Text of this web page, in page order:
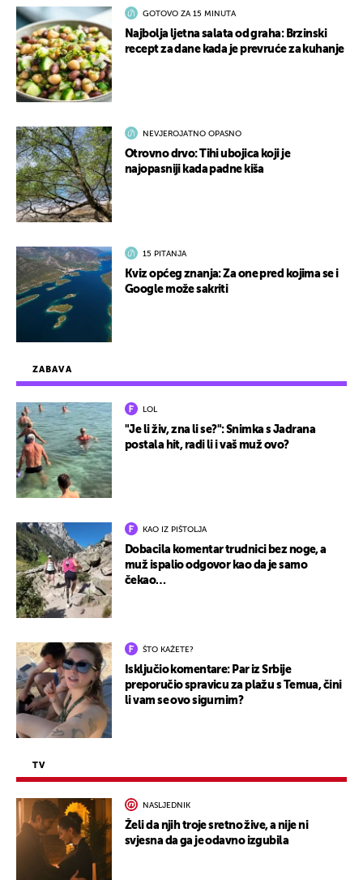
ZABAVA
LOL
"Je li živ, zna li se?": Snimka s Jadrana
postala hit, radi li i vaš muž ovo?
KAO IZ PIŠTOLJA
Dobacila komentar trudnici bez noge, a
muž ispalio odgovor kao da je samo
čekao…
ŠTO KAŽETE?
Isključio komentare: Par iz Srbije
preporučio spravicu za plažu s Temua, čini
li vam se ovo sigurnim?
TV
NASLJEDNIK
Želi da njih troje sretno žive, a nije ni
svjesna da ga je odavno izgubila
GOTOVO ZA 15 MINUTA
Najbolja ljetna salata od graha: Brzinski
recept za dane kada je prevruće za kuhanje
NEVJEROJATNO OPASNO
Otrovno drvo: Tihi ubojica koji je
najopasniji kada padne kiša
15 PITANJA
Kviz općeg znanja: Za one pred kojima se i
Google može sakriti